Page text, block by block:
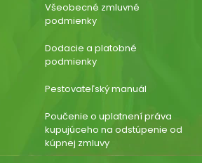
Všeobecné zmluvné
podmienky
Dodacie a platobné
podmienky
Pestovateľský manuál
Poučenie o uplatnení práva
kupujúceho na odstúpenie od
kúpnej zmluvy